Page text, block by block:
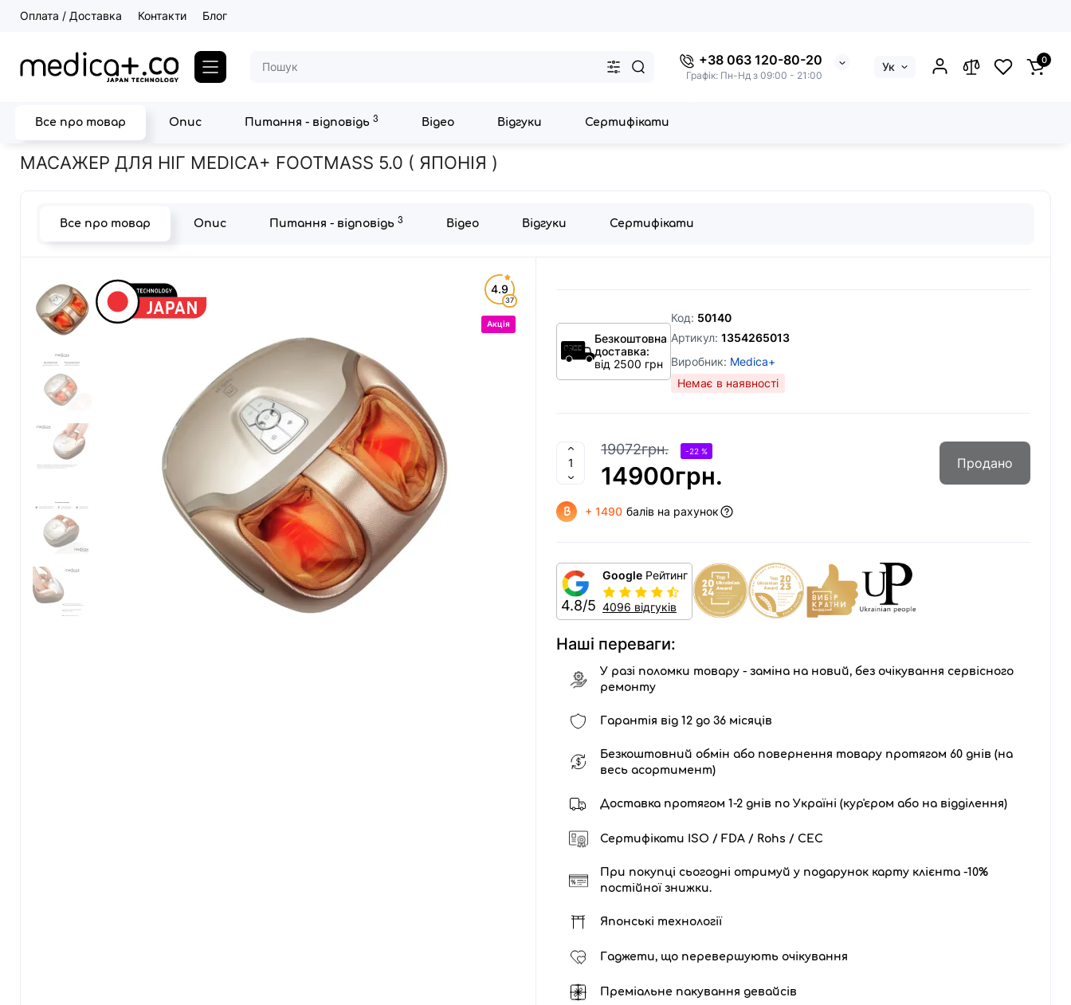
Оплата / Доставка Контакти Блог
+38 063 120-80-20
Графік: Пн-Нд з 09:00 - 21:00
Ук 0
Все про товар Опис Питання - відповідь 3 Відео Відгуки Сертифікати
Головна МАСАЖЕР ДЛЯ НІГ MEDICA+ FOOTMASS 5.0 ( ЯПОНІЯ )
МАСАЖЕР ДЛЯ НІГ MEDICA+ FOOTMASS 5.0 ( ЯПОНІЯ )
Все про товар Опис Питання - відповідь 3 Відео Відгуки Сертифікати
4.9
37
Акція
Безкоштовна
доставка:
від 2500 грн
Код: 50140
Артикул: 1354265013
Виробник: Medica+
Немає в наявності
19072грн. -22 %
14900грн. Продано
+ 1490 балів на рахунок
4.8/5
Google Рейтинг
4096 відгуків
Наші переваги:
У разі поломки товару - заміна на новий, без очікування сервісного
ремонту
Гарантія від 12 до 36 місяців
Безкоштовний обмін або повернення товару протягом 60 днів (на
весь асортимент)
Доставка протягом 1-2 днів по Україні (кур'єром або на відділення)
Сертифікати ISO / FDA / Rohs / CEC
При покупці сьогодні отримуй у подарунок карту клієнта -10%
постійної знижки.
Японські технології
Гаджети, що перевершують очікування
Преміальне пакування девайсів